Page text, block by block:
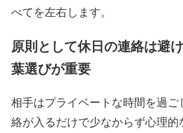
べてを左右します。
原則として休日の連絡は避
葉選びが重要
相手はプライベートな時間を過
絡が入るだけで少なからず心理